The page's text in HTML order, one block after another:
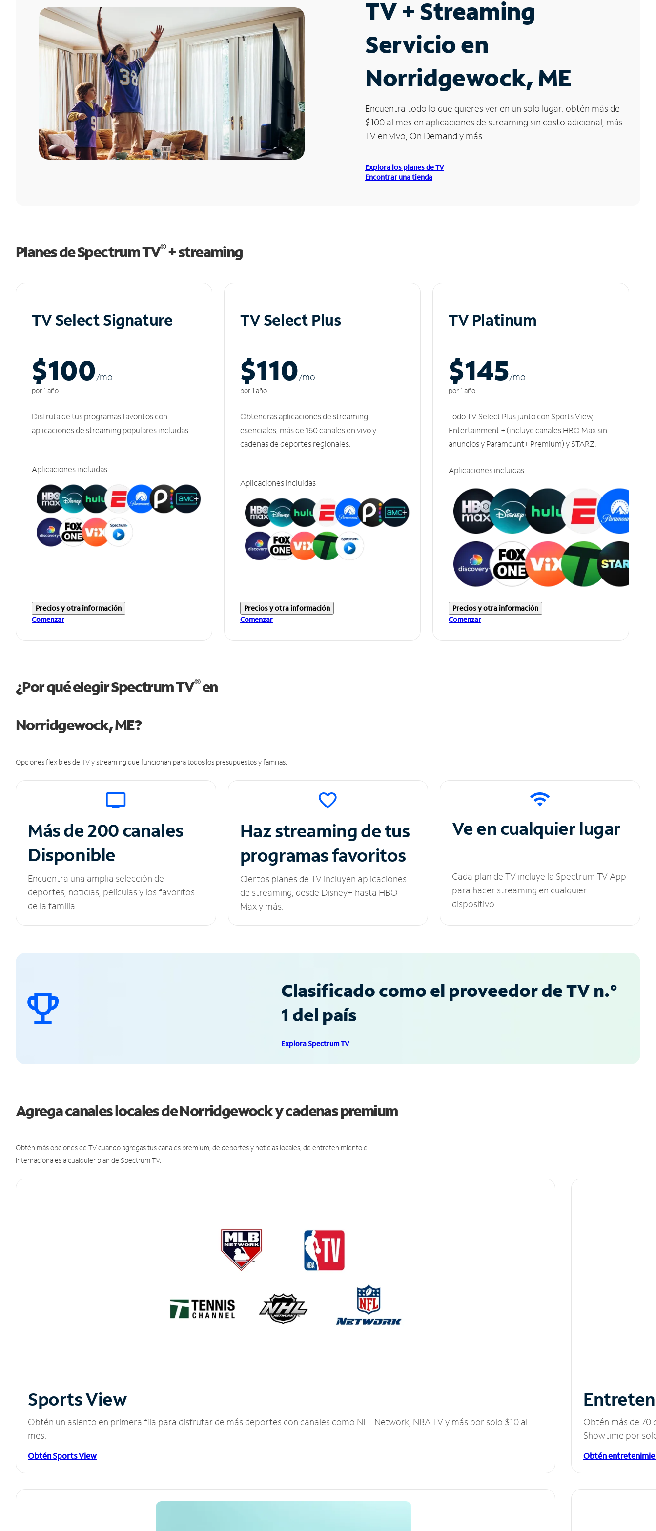
TV + Streaming
Servicio en
Norridgewock, ME
Encuentra todo lo que quieres ver en un solo lugar: obtén más de
$100 al mes en aplicaciones de streaming sin costo adicional, más
TV en vivo, On Demand y más.
Explora los planes de TV
Encontrar una tienda
Planes de Spectrum TV®+ streaming
TV Select Signature
$100/mo
por 1 año
Disfruta de tus programas favoritos con
aplicaciones de streaming populares incluidas.
Aplicaciones incluidas
Precios y otra información
Comenzar
TV Select Plus
$110/mo
por 1 año
Obtendrás aplicaciones de streaming
esenciales, más de 160 canales en vivo y
cadenas de deportes regionales.
Aplicaciones incluidas
Precios y otra información
Comenzar
TV Platinum
$145/mo
por 1 año
Todo TV Select Plus junto con Sports View,
Entertainment + (incluye canales HBO Max sin
anuncios y Paramount+ Premium) y STARZ.
Aplicaciones incluidas
Precios y otra información
Comenzar
¿Por qué elegir Spectrum TV®en
Norridgewock, ME?
Opciones flexibles de TV y streaming que funcionan para todos los presupuestos y familias.
Más de 200 canales
Disponible
Encuentra una amplia selección de
deportes, noticias, películas y los favoritos
de la familia.
Haz streaming de tus
programas favoritos
Ciertos planes de TV incluyen aplicaciones
de streaming, desde Disney+ hasta HBO
Max y más.
Ve en cualquier lugar
Cada plan de TV incluye la Spectrum TV App
para hacer streaming en cualquier
dispositivo.
Clasificado como el proveedor de TV n.°
1 del país
Explora Spectrum TV
Agrega canales locales de Norridgewock y cadenas premium
Obtén más opciones de TV cuando agregas tus canales premium, de deportes y noticias locales, de entretenimiento e
internacionales a cualquier plan de Spectrum TV.
Sports View
Obtén un asiento en primera fila para disfrutar de más deportes con canales como NFL Network, NBA TV y más por solo $10 al
mes.
Obtén Sports View
Obtén más de 70
Showtime por
Obtén